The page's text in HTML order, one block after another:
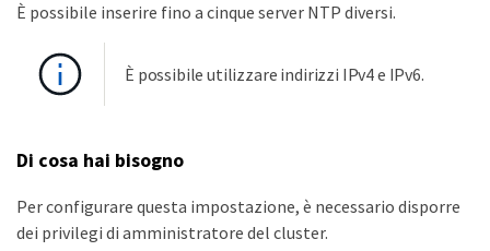
È possibile inserire fino a cinque server NTP diversi.
È possibile utilizzare indirizzi IPv4 e IPv6.
Di cosa hai bisogno
Per configurare questa impostazione, è necessario disporre
dei privilegi di amministratore del cluster.